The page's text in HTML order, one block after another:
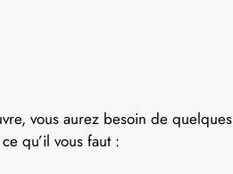
vous aurez besoin de quelques
qu’il vous faut :